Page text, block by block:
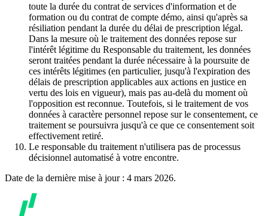
toute la durée du contrat de services d'information et de
formation ou du contrat de compte démo, ainsi qu'après sa
résiliation pendant la durée du délai de prescription légal.
Dans la mesure où le traitement des données repose sur
l'intérêt légitime du Responsable du traitement, les données
seront traitées pendant la durée nécessaire à la poursuite de
ces intérêts légitimes (en particulier, jusqu'à l'expiration des
délais de prescription applicables aux actions en justice en
vertu des lois en vigueur), mais pas au-delà du moment où
l'opposition est reconnue. Toutefois, si le traitement de vos
données à caractère personnel repose sur le consentement, ce
traitement se poursuivra jusqu'à ce que ce consentement soit
effectivement retiré.
Le responsable du traitement n'utilisera pas de processus
décisionnel automatisé à votre encontre.
Date de la dernière mise à jour : 4 mars 2026.